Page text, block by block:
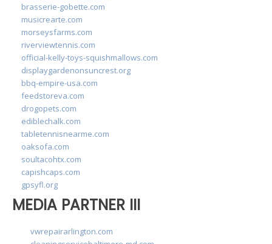
brasserie-gobette.com
musicrearte.com
morseysfarms.com
riverviewtennis.com
official-kelly-toys-squishmallows.com
displaygardenonsuncrest.org
bbq-empire-usa.com
feedstoreva.com
drogopets.com
ediblechalk.com
tabletennisnearme.com
oaksofa.com
soultacohtx.com
capishcaps.com
gpsyfl.org
MEDIA PARTNER III
vwrepairarlington.com